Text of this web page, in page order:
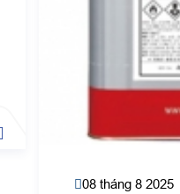
08 tháng 8 2025